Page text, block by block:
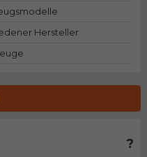
?
Hersteller